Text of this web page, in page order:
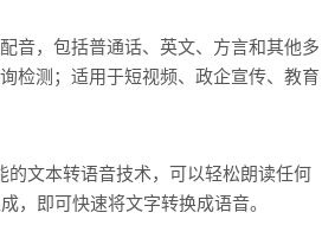
音，包括普通话、英文、方言和其他多
检测；适用于短视频、政企宣传、教育
的文本转语音技术，可以轻松朗读任何
，即可快速将文字转换成语音。